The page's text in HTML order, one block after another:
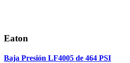
Eaton
Baja Presión LF4005 de 464 PSI